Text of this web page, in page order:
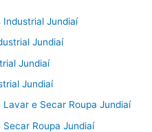
Jundiaí
Jundiaí
Jundiaí
Jundiaí
e Secar Roupa Jundiaí
Roupa Jundiaí